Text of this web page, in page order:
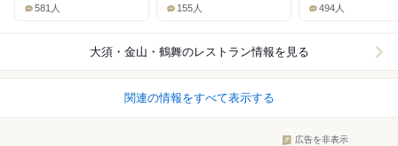
581人 155人 494人
大須・金山・鶴舞のレストラン情報を見る
関連の情報をすべて表示する
広告を非表示